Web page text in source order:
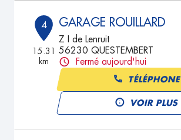
4
15.31
km
GARAGE ROUILLARD
Z I de Lenruit
56230 QUESTEMBERT
Fermé aujourd'hui
TÉLÉPHONE
VOIR PLUS